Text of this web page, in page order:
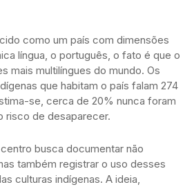
como um país com dimensões
língua, o português, o fato é que o
mais multilíngues do mundo. Os
que habitam o país falam 274
se, cerca de 20% nunca foram
risco de desaparecer.
busca documentar não
também registrar o uso desses
culturas indígenas. A ideia,